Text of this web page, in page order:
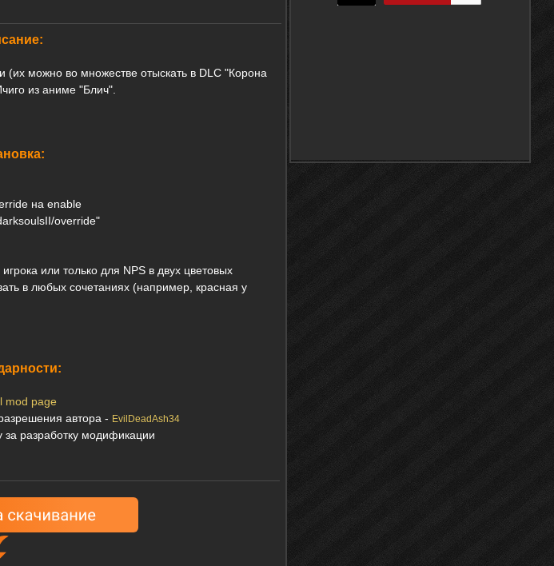
можно во множестве отыскать в DLC "Корона
из аниме "Блич".
на enable
override"
или только для NPS в двух цветовых
в любых сочетаниях (например, красная у
mod page
автора - EvilDeadAsh34
разработку модификации